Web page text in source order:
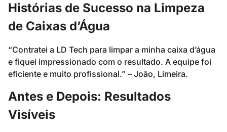
Histórias de Sucesso na Limpeza
de Caixas d’Água
“Contratei a LD Tech para limpar a minha caixa d’água
e fiquei impressionado com o resultado. A equipe foi
eficiente e muito profissional.” – João, Limeira.
Antes e Depois: Resultados
Visíveis